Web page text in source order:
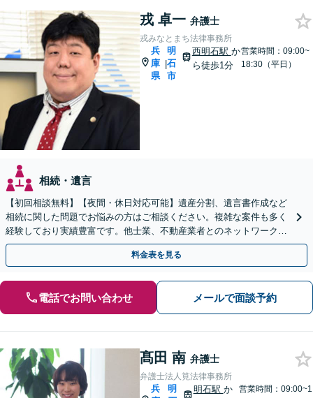
戎 卓一 弁護士
戎みなとまち法律事務所
兵
庫
県
|
明
石
市
西明石駅 か
ら徒歩1分
営業時間：09:00~
18:30（平日）
相続・遺言
【初回相談無料】【夜間・休日対応可能】遺産分割、遺言書作成など
相続に関した問題でお悩みの方はご相談ください。複雑な案件も多く
経験しており実績豊富です。他士業、不動産業者とのネットワークが
あり、迅速解決が可能です。ぜひ一度ご相談ください。
料金表を見る
電話でお問い合わせ メールで面談予約
髙田 南 弁護士
弁護士法人筧法律事務所
兵
明
明石駅 か
営業時間：09:00~1